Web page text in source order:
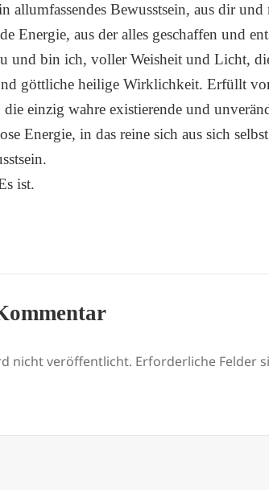
allumfassendes Bewusstsein, aus dir und
Energie, aus der alles geschaffen und
und bin ich, voller Weisheit und Licht,
göttliche heilige Wirklichkeit. Erfüllt
einzig wahre existierende und
Energie, in das reine sich aus sich
ist.
nicht veröffentlicht. Erforderliche Felder